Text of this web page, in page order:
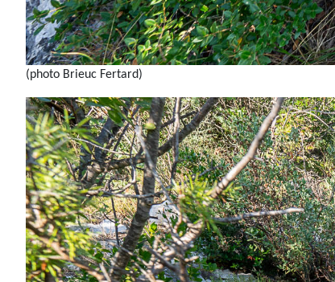
(photo Brieuc Fertard)